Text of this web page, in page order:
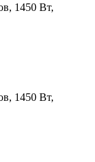
1450 Вт,
1450 Вт,